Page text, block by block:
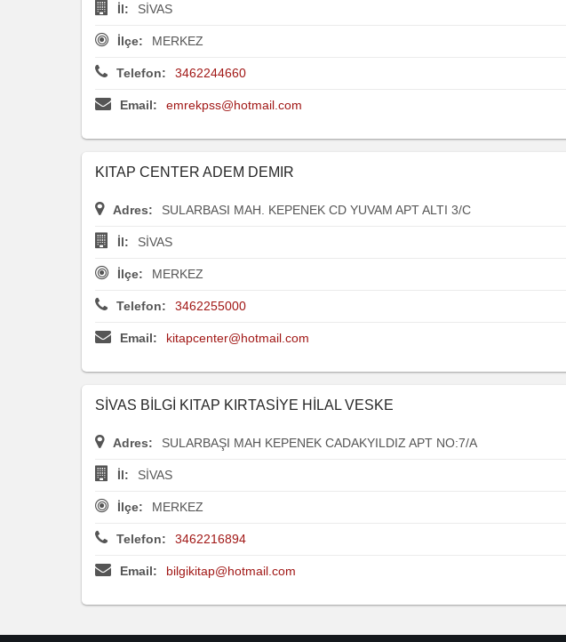
İl: SİVAS
İlçe: MERKEZ
Telefon: 3462244660
Email: emrekpss@hotmail.com
KITAP CENTER ADEM DEMIR
Adres: SULARBASI MAH. KEPENEK CD YUVAM APT ALTI 3/C
İl: SİVAS
İlçe: MERKEZ
Telefon: 3462255000
Email: kitapcenter@hotmail.com
SİVAS BİLGİ KITAP KIRTASİYE HİLAL VESKE
Adres: SULARBAŞI MAH KEPENEK CADAKYILDIZ APT NO:7/A
İl: SİVAS
İlçe: MERKEZ
Telefon: 3462216894
Email: bilgikitap@hotmail.com